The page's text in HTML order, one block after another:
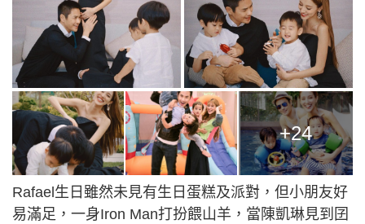
+24
Rafael生日雖然未見有生日蛋糕及派對，但小朋友好
易滿足，一身Iron Man打扮餵山羊，當陳凱琳見到囝